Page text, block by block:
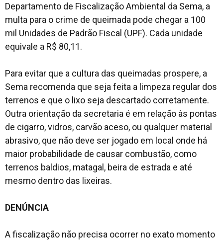
Departamento de Fiscalização Ambiental da Sema, a
multa para o crime de queimada pode chegar a 100
mil Unidades de Padrão Fiscal (UPF). Cada unidade
equivale a R$ 80,11.
Para evitar que a cultura das queimadas prospere, a
Sema recomenda que seja feita a limpeza regular dos
terrenos e que o lixo seja descartado corretamente.
Outra orientação da secretaria é em relação às pontas
de cigarro, vidros, carvão aceso, ou qualquer material
abrasivo, que não deve ser jogado em local onde há
maior probabilidade de causar combustão, como
terrenos baldios, matagal, beira de estrada e até
mesmo dentro das lixeiras.
DENÚNCIA
A fiscalização não precisa ocorrer no exato momento